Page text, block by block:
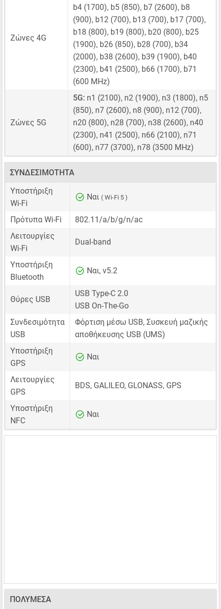
Ζώνες 4G
b4 (1700), b5 (850), b7 (2600), b8
(900), b12 (700), b13 (700), b17 (700),
b18 (800), b19 (800), b20 (800), b25
(1900), b26 (850), b28 (700), b34
(2000), b38 (2600), b39 (1900), b40
(2300), b41 (2500), b66 (1700), b71
(600 MHz)
Ζώνες 5G
5G: n1 (2100), n2 (1900), n3 (1800), n5
(850), n7 (2600), n8 (900), n12 (700),
n20 (800), n28 (700), n38 (2600), n40
(2300), n41 (2500), n66 (2100), n71
(600), n77 (3700), n78 (3500 MHz)
ΣΥΝΔΕΣΙΜΌΤΗΤΑ
Υποστήριξη
Wi-Fi
Ναι ( Wi-Fi 5 )
Πρότυπα Wi-Fi
802.11/a/b/g/n/ac
Λειτουργίες
Wi-Fi
Dual-band
Υποστήριξη
Bluetooth
Ναι, v5.2
Θύρες USB
USB Type-C 2.0
USB On-The-Go
Συνδεσιμότητα
USB
Φόρτιση μέσω USB, Συσκευή μαζικής
αποθήκευσης USB (UMS)
Υποστήριξη
GPS
Ναι
Λειτουργίες
GPS
BDS, GALILEO, GLONASS, GPS
Υποστήριξη
NFC
Ναι
ΠΟΛΥΜΈΣΑ